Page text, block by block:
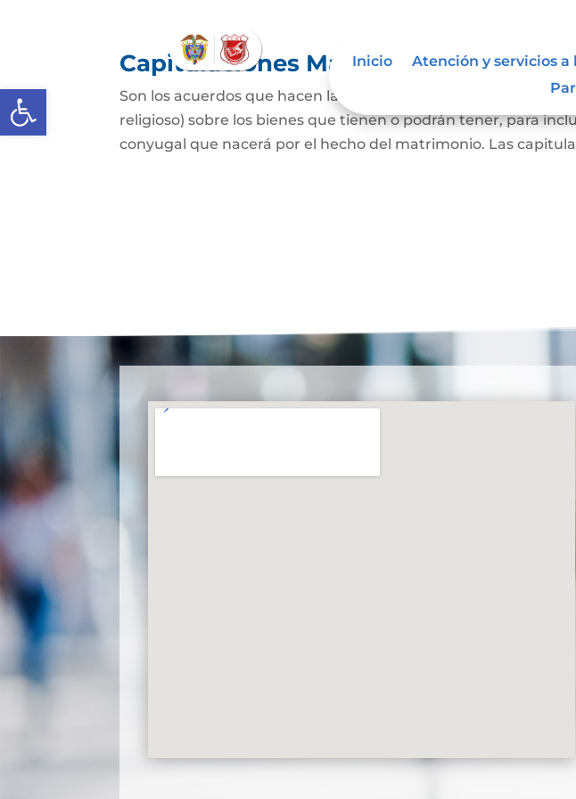
Abrir barra de herramientas
Inicio Atención y servicios a
Capitulaciones Matrimoniales
Son los acuerdos que hacen las personas que se van a casar
religioso) sobre los bienes que tienen o podrán tener, para
conyugal que nacerá por el hecho del matrimonio. Las